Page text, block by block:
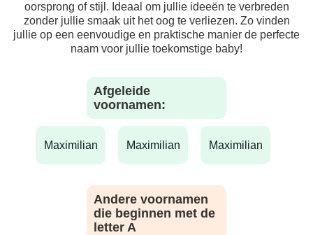
oorsprong of stijl. Ideaal om jullie ideeën te verbreden
zonder jullie smaak uit het oog te verliezen. Zo vinden
jullie op een eenvoudige en praktische manier de perfecte
naam voor jullie toekomstige baby!
Afgeleide
voornamen:
maximilian maximilian maximilian
Andere voornamen
die beginnen met de
letter A